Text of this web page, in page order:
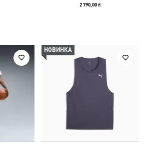
2 790,00 ₴
НОВИНКА